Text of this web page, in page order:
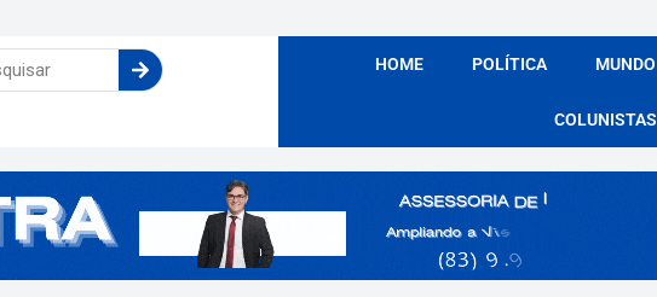
HOME POLÍTICA MUNDO
COLUNISTAS